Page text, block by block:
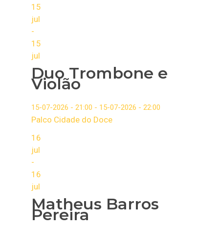
15
jul
-
15
jul
Duo Trombone e
Violão
15-07-2026 - 21:00 - 15-07-2026 - 22:00
Palco Cidade do Doce
16
jul
-
16
jul
Matheus Barros
Pereira